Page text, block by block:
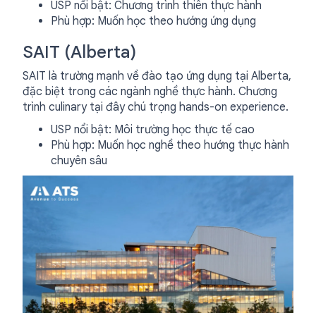
USP nổi bật: Chương trình thiên thực hành
Phù hợp: Muốn học theo hướng ứng dụng
SAIT (Alberta)
SAIT là trường mạnh về đào tạo ứng dụng tại Alberta,
đặc biệt trong các ngành nghề thực hành. Chương
trình culinary tại đây chú trọng hands-on experience.
USP nổi bật: Môi trường học thực tế cao
Phù hợp: Muốn học nghề theo hướng thực hành
chuyên sâu